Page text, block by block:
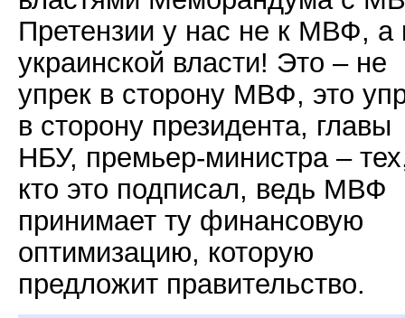
Претензии у нас не к МВФ, а
украинской власти! Это – не
упрек в сторону МВФ, это
в сторону президента, главы
НБУ, премьер-министра –
кто это подписал, ведь МВФ
принимает ту финансовую
оптимизацию, которую
предложит правительство.